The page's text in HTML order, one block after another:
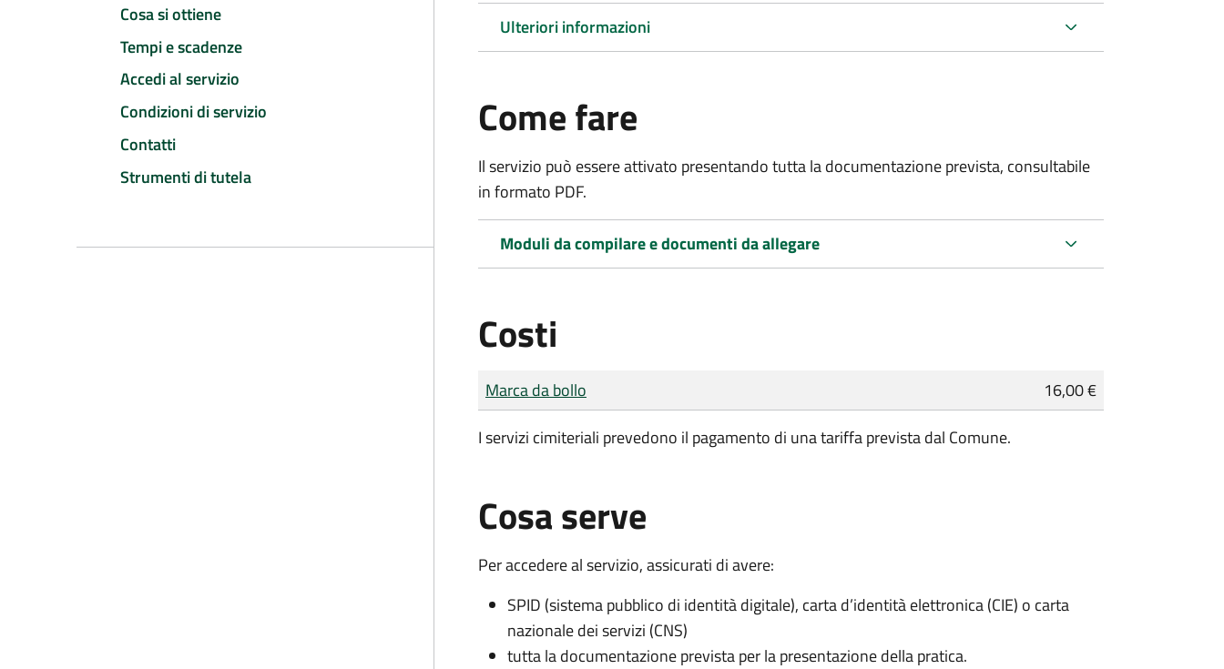
Cosa si ottiene
Tempi e scadenze
Accedi al servizio
Condizioni di servizio
Contatti
Strumenti di tutela
Ulteriori informazioni
Come fare
Il servizio può essere attivato presentando tutta la documentazione prevista, consultabile
in formato PDF.
Moduli da compilare e documenti da allegare
Costi
Tipo di pagamento
Importo
Marca da bollo
16,00 €
I servizi cimiteriali prevedono il pagamento di una tariffa prevista dal Comune.
Cosa serve
Per accedere al servizio, assicurati di avere:
SPID (sistema pubblico di identità digitale), carta d’identità elettronica (CIE) o carta
nazionale dei servizi (CNS)
tutta la documentazione prevista per la presentazione della pratica.